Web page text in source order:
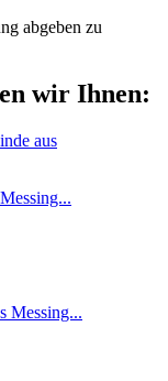
abgeben zu
wir Ihnen:
Messing...